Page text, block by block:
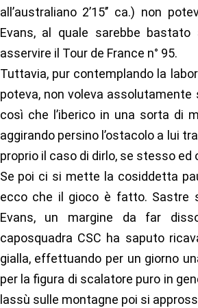
all’australiano 2’15’’ ca.) non
Evans, al quale sarebbe
asservire il Tour de France n° 95.
Tuttavia, pur contemplando la
poteva, non voleva
così che l’iberico in una sorta di
aggirando persino l’ostacolo a lui
proprio il caso di dirlo, se stesso
Se poi ci si mette la cosiddetta
ecco che il gioco è fatto. Sastre
Evans, un margine da far
caposquadra CSC ha saputo
gialla, effettuando per un giorno
per la figura di scalatore puro in
lassù sulle montagne poi si